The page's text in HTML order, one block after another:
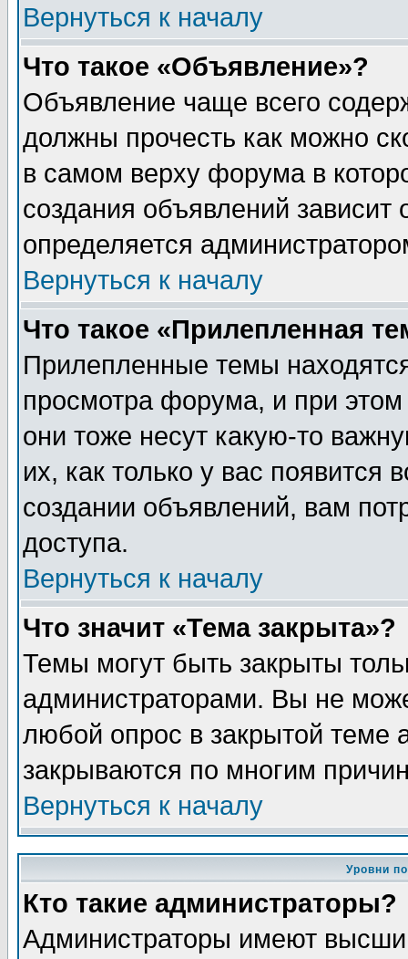
Вернуться к началу
Что такое «Объявление»?
Объявление чаще всего
должны прочесть как можно
в самом верху форума в
создания объявлений зависит
определяется
Вернуться к началу
Что такое «Прилепленная
Прилепленные темы
просмотра форума, и при
они тоже несут какую-то
их, как только у вас появится
создании объявлений, вам
доступа.
Вернуться к началу
Что значит «Тема закрыта»?
Темы могут быть закрыты
администраторами. Вы не
любой опрос в закрытой теме
закрываются по многим
Вернуться к началу
Уровни
Кто такие администраторы?
Администраторы имеют